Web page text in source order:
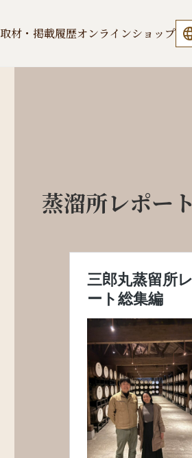
取材・掲載履歴オンラインショップ
蒸溜所レポート